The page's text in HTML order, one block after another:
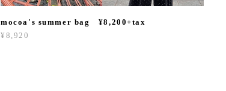
mocoa's summer bag ¥8,200+tax
¥8,920